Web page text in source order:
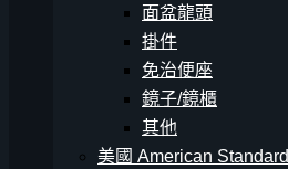
面盆龍頭
掛件
免治便座
鏡子/鏡櫃
其他
美國 American Standard